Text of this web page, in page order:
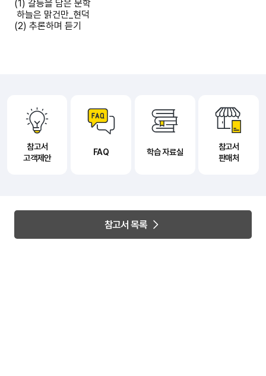
(1) 갈등을 담은 문학
하늘은 맑건만_현덕
(2) 추론하며 듣기
참고서
고객제안
FAQ 학습 자료실
참고서
판매처
참고서 목록